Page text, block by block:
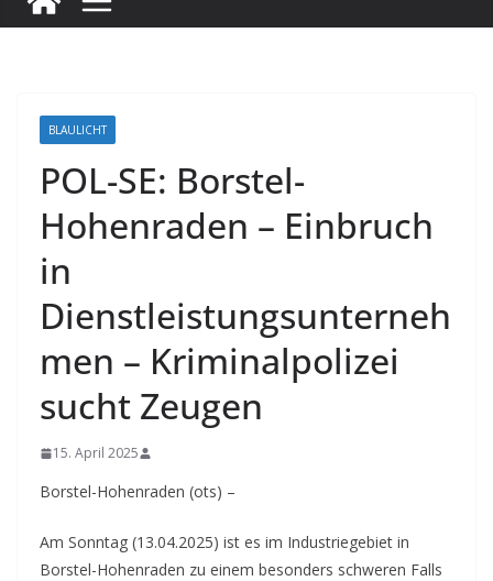
BLAULICHT
POL-SE: Borstel-
Hohenraden – Einbruch
in
Dienstleistungsunterneh
men – Kriminalpolizei
sucht Zeugen
15. April 2025
Borstel-Hohenraden (ots) –
Am Sonntag (13.04.2025) ist es im Industriegebiet in
Borstel-Hohenraden zu einem besonders schweren Falls